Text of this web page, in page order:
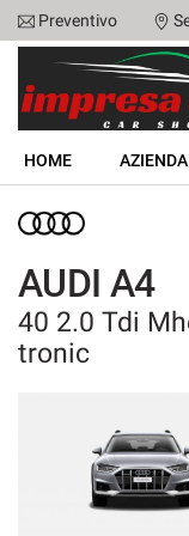
HOME
AZIENDA
LISTA VEICOLI
ACQUISTIAMO
ASSISTENZA
Preventivo
HOME AZIENDA
AUDI A4
40 2.0 Tdi
tronic
Le
preferenze
di
consenso
Il
seguente
pannello
consente
esprimere
le
consenso
tecnologie